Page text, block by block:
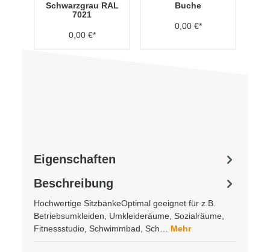
Schwarzgrau RAL
7021
0,00 €*
Buche
0,00 €*
Beschreibung
Hochwertige SitzbänkeOptimal geeignet für z.B.
Betriebsumkleiden, Umkleideräume, Sozialräume,
Fitnessstudio, Schwimmbad, Sch… Mehr
Eigenschaften